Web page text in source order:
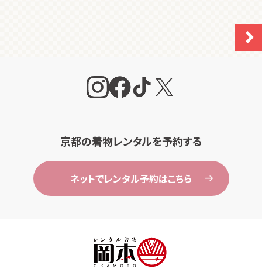
京都の着物レンタルを予約する
ネットでレンタル予約はこちら